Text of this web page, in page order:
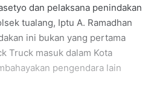
dan pelaksana penindakan
tualang, Iptu A. Ramadhan
ini bukan yang pertama
Truck masuk dalam Kota
pengendara lain